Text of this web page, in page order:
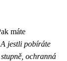
máte
A jestli pobíráte
ochranná